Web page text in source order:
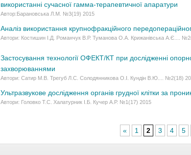
використанні сучасної гамма-терапевтичної апаратури
Автор:Барановська Л.М. №3(19) 2015
Аналіз використання крупно­фракційного
Автори: Костишин І.Д. Романчук В.Р. Туманова О.А. Крижанівська А.Є....
Застосування технології ОФЕКТ/КТ при дослідженні
захворюваннями
Автори: Сатир М.В. Трегуб Л.С. Солодянникова О.І. Кундін В.Ю.... №2(18)
Ультразвукове дослідження органів грудної клітки за
Автори: Головко Т.С. Халатурник І.Б. Кучер А.Р. №1(17) 2015
« 1 2 3 4 5